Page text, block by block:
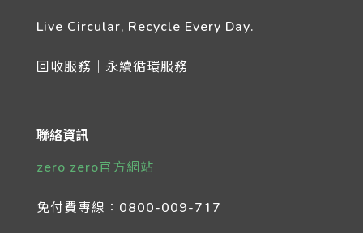
Live Circular, Recycle Every Day.
回收服務｜永續循環服務
聯絡資訊
zero zero官方網站
免付費專線： 0800-009-717